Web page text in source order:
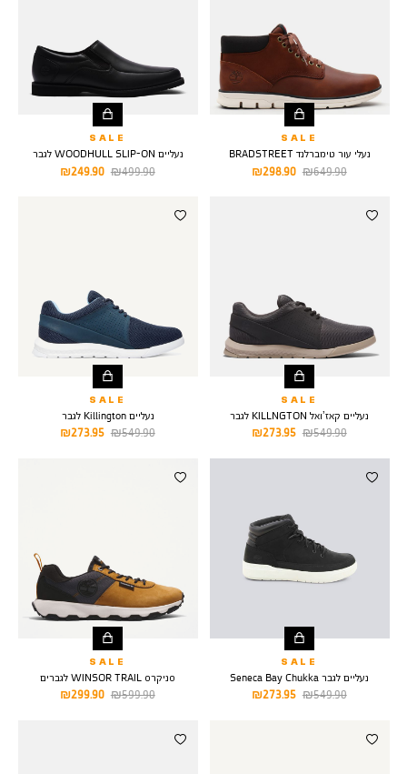
SALE
נעלי עור טימברלנד BRADSTREET
מחיר
298.90 ₪
מחיר
649.90 ₪
SALE
נעליים WOODHULL SLIP-ON לגבר
מחיר
249.90 ₪
מחיר
499.90 ₪
SALE
נעליים קאז’ואל KILLNGTON לגבר
מחיר
273.95 ₪
מחיר
549.90 ₪
SALE
נעליים Killington לגבר
מחיר
273.95 ₪
מחיר
549.90 ₪
SALE
נעליים לגבר Seneca Bay Chukka
מחיר
273.95 ₪
מחיר
549.90 ₪
SALE
סניקרס WINSOR TRAIL לגברים
מחיר
299.90 ₪
מחיר
599.90 ₪